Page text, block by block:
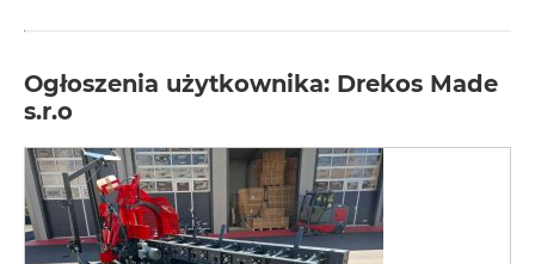
Ogłoszenia użytkownika: Drekos Made
s.r.o